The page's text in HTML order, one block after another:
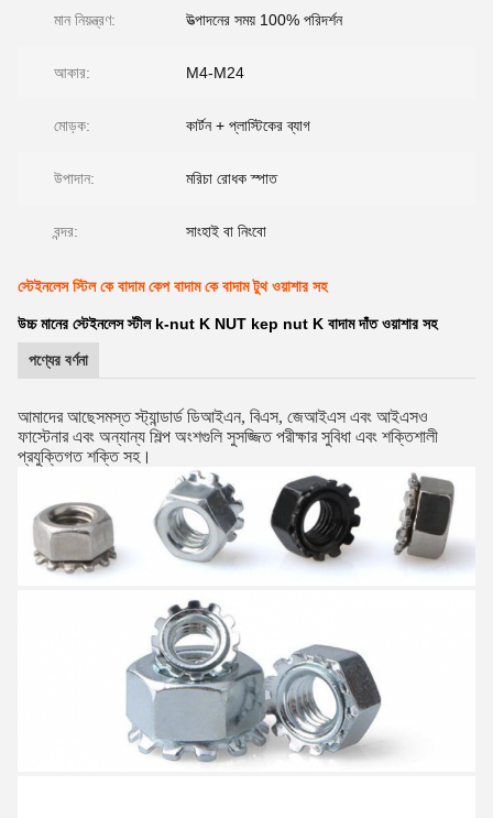
মান নিয়ন্ত্রণ: উত্পাদনের সময় 100% পরিদর্শন
আকার: M4-M24
মোড়ক: কার্টন + প্লাস্টিকের ব্যাগ
উপাদান: মরিচা রোধক স্পাত
বন্দর: সাংহাই বা নিংবো
স্টেইনলেস স্টিল কে বাদাম কেপ বাদাম কে বাদাম টুথ ওয়াশার সহ
উচ্চ মানের স্টেইনলেস স্টীল k-nut K NUT kep nut K বাদাম দাঁত ওয়াশার সহ
পণ্যের বর্ণনা
আমাদের আছেসমস্ত স্ট্যান্ডার্ড ডিআইএন, বিএস, জেআইএস এবং আইএসও
ফাস্টেনার এবং অন্যান্য শিল্প অংশগুলি সুসজ্জিত পরীক্ষার সুবিধা এবং শক্তিশালী
প্রযুক্তিগত শক্তি সহ।